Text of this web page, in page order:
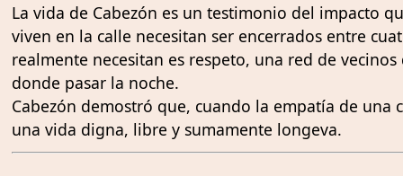
La vida de Cabezón es un testimonio del impacto
viven en la calle necesitan ser encerrados entre
realmente necesitan es respeto, una red de
donde pasar la noche.
Cabezón demostró que, cuando la empatía de
una vida digna, libre y sumamente longeva.